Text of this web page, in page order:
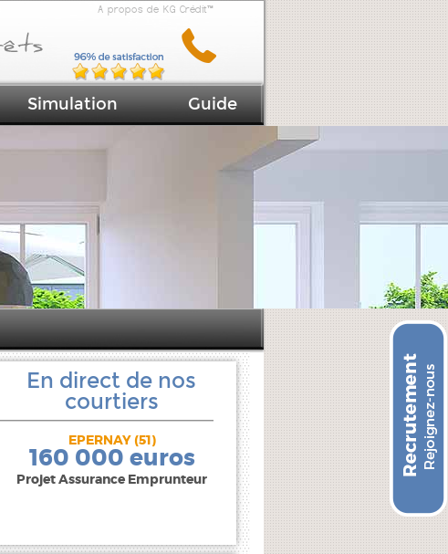
En direct de nos
courtiers
EPERNAY (51)
160 000 euros
Projet Assurance Emprunteur
240 000 euros
A propos de KG Crédit™
Simulation Guide